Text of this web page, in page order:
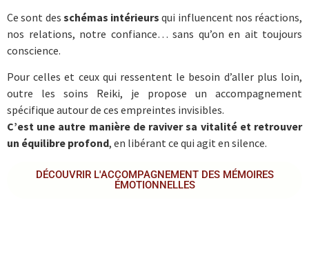
Ce sont des schémas intérieurs qui influencent nos réactions,
nos relations, notre confiance… sans qu’on en ait toujours
conscience.
Pour celles et ceux qui ressentent le besoin d’aller plus loin,
outre les soins Reiki, je propose un accompagnement
spécifique autour de ces empreintes invisibles.
C’est une autre manière de raviver sa vitalité et retrouver
un équilibre profond, en libérant ce qui agit en silence.
DÉCOUVRIR L'ACCOMPAGNEMENT DES MÉMOIRES
ÉMOTIONNELLES